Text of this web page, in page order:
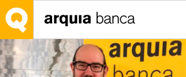
Saltar al contenido principal